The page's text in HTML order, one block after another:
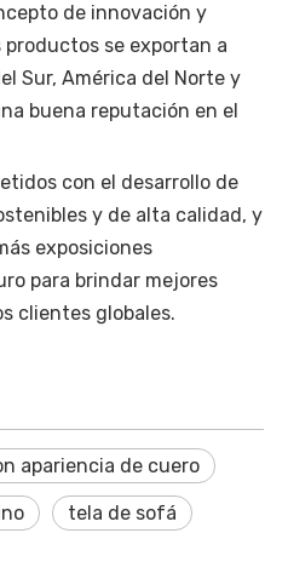
de innovación y
productos se exportan a
Sur, América del Norte y
buena reputación en el
con el desarrollo de
y de alta calidad, y
exposiciones
para brindar mejores
clientes globales.
apariencia de cuero
tela de sofá